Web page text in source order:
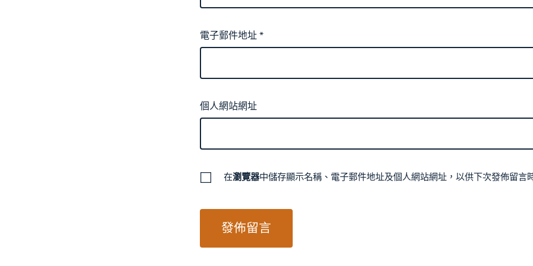
電子郵件地址*
個人網站網址
在瀏覽器中儲存顯示名稱、電子郵件地址及個人網站網址，以供下次發佈留言